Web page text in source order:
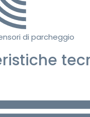
di parcheggio